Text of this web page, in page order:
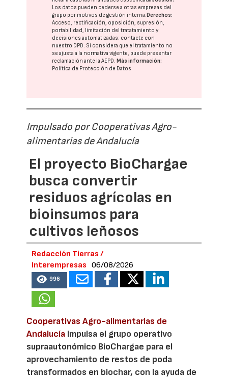
Los datos pueden cederse a otras empresas del
grupo por motivos de gestión interna. Derechos:
Acceso, rectificación, oposición, supresión,
portabilidad, limitación del tratatamiento y
decisiones automatizadas: contacte con
nuestro DPD. Si considera que el tratamiento no
se ajusta a la normativa vigente, puede presentar
reclamación ante laAEPD. Más información:
Política de Protección de Datos
Impulsado por Cooperativas Agro-
alimentarias de Andalucía
El proyecto BioChargae
busca convertir
residuos agrícolas en
bioinsumos para
cultivos leñosos
Redacción Tierras /
Interempresas
06/08/2026
996
Cooperativas Agro-alimentarias de
Andalucía impulsa el grupo operativo
supraautonómico BioChargae para el
aprovechamiento de restos de poda
transformados en biochar, con la ayuda de